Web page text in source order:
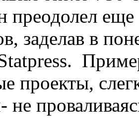
преодолел еще
заделав в
проекты,
не